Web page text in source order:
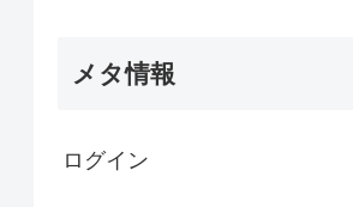
メタ情報
ログイン